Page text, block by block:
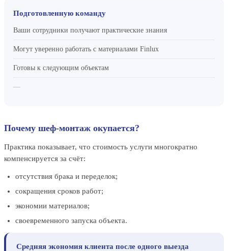
Подготовленную команду
Ваши сотрудники получают практические знания
Могут уверенно работать с материалами Finlux
Готовы к следующим объектам
—
Почему шеф-монтаж окупается?
Практика показывает, что стоимость услуги многократно
компенсируется за счёт:
отсутствия брака и переделок;
сокращения сроков работ;
экономии материалов;
своевременного запуска объекта.
Средняя экономия клиента после одного выезда